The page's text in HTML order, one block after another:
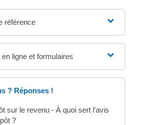
référence
ligne et formulaires
? Réponses !
sur le revenu - À quoi sert l'avis
?